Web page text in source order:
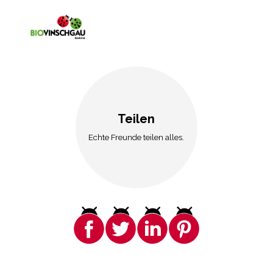
Teilen
Echte Freunde teilen alles.